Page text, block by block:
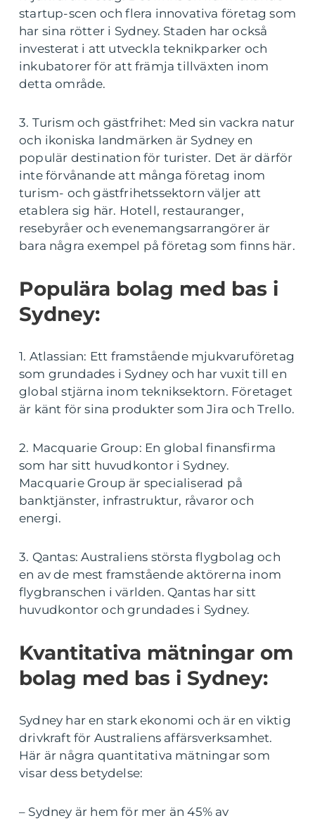
startup-scen och flera innovativa företag som
har sina rötter i Sydney. Staden har också
investerat i att utveckla teknikparker och
inkubatorer för att främja tillväxten inom
detta område.
3. Turism och gästfrihet: Med sin vackra natur
och ikoniska landmärken är Sydney en
populär destination för turister. Det är därför
inte förvånande att många företag inom
turism- och gästfrihetssektorn väljer att
etablera sig här. Hotell, restauranger,
resebyråer och evenemangsarrangörer är
bara några exempel på företag som finns här.
Populära bolag med bas i
Sydney:
1. Atlassian: Ett framstående mjukvaruföretag
som grundades i Sydney och har vuxit till en
global stjärna inom tekniksektorn. Företaget
är känt för sina produkter som Jira och Trello.
2. Macquarie Group: En global finansfirma
som har sitt huvudkontor i Sydney.
Macquarie Group är specialiserad på
banktjänster, infrastruktur, råvaror och
energi.
3. Qantas: Australiens största flygbolag och
en av de mest framstående aktörerna inom
flygbranschen i världen. Qantas har sitt
huvudkontor och grundades i Sydney.
Kvantitativa mätningar om
bolag med bas i Sydney:
Sydney har en stark ekonomi och är en viktig
drivkraft för Australiens affärsverksamhet.
Här är några quantitativa mätningar som
visar dess betydelse:
– Sydney är hem för mer än 45% av